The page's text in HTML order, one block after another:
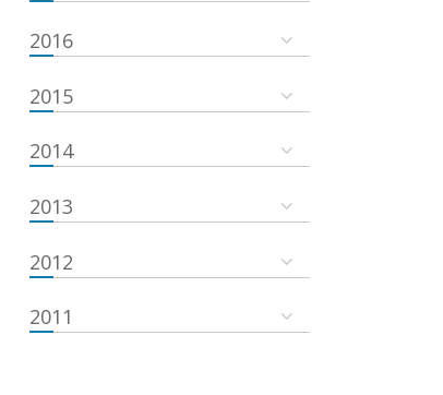
2016
2015
2014
2013
2012
2011